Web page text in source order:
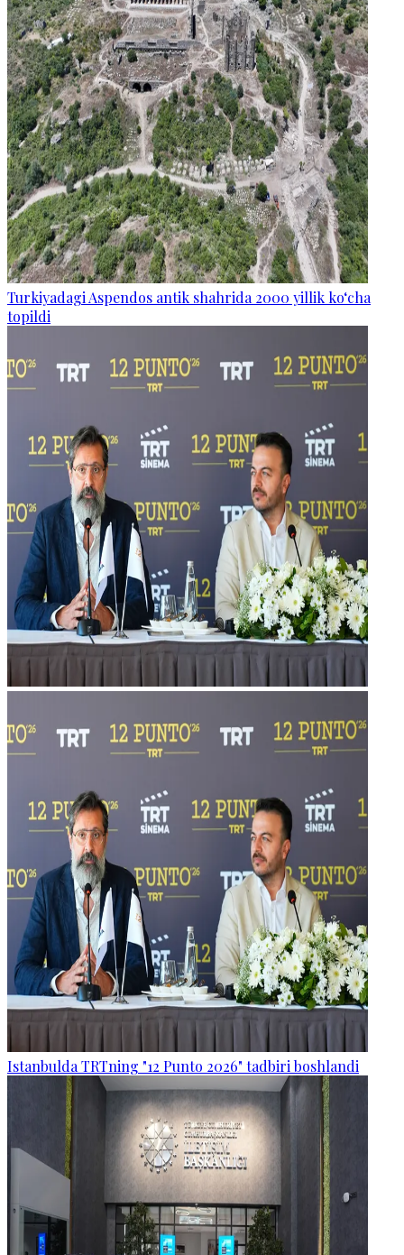
Turkiyadagi Aspendos antik shahrida 2000 yillik ko‘cha
topildi
Istanbulda TRTning "12 Punto 2026" tadbiri boshlandi